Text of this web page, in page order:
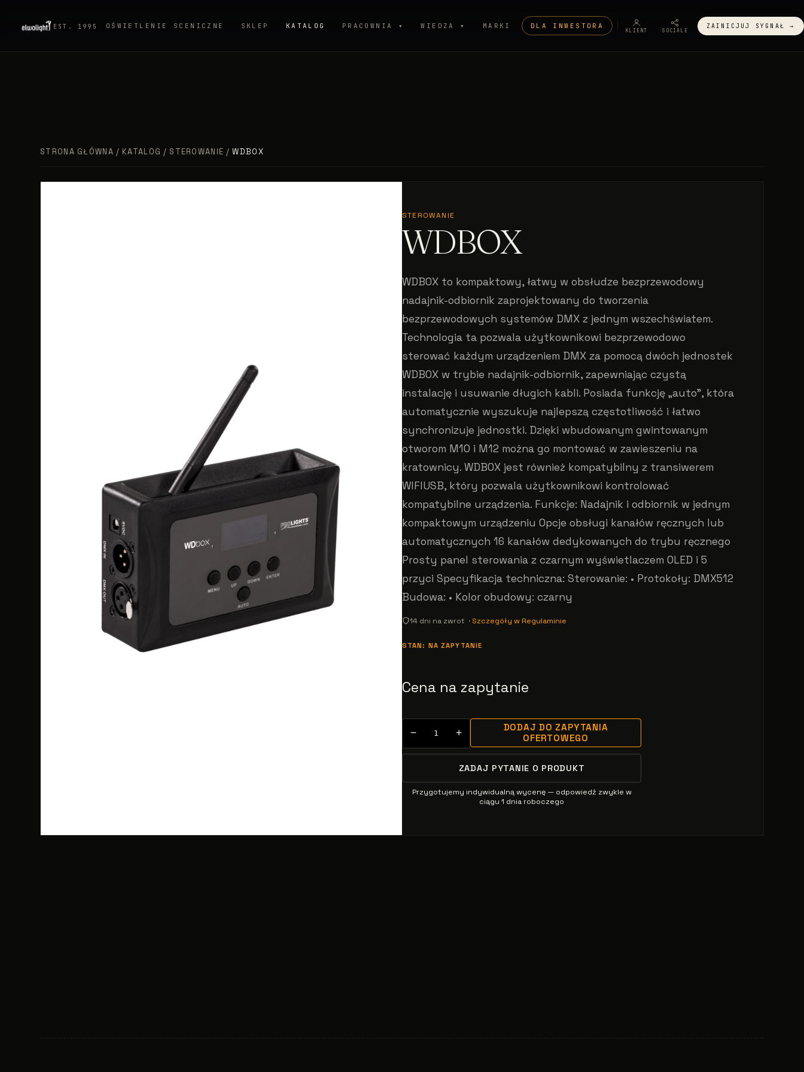
EST. 1995 OŚWIETLENIE SCENICZNE SKLEP KATALOG PRACOWNIA ▾ WIEDZA ▾ MARKI DLA INWESTORA
KLIENT SOCIALE
ZAINICJUJ SYGNAŁ →
STRONA GŁÓWNA / KATALOG / STEROWANIE / WDBOX
STEROWANIE
WDBOX
WDBOX to kompaktowy, łatwy w obsłudze bezprzewodowy
nadajnik-odbiornik zaprojektowany do tworzenia
bezprzewodowych systemów DMX z jednym wszechświatem.
Technologia ta pozwala użytkownikowi bezprzewodowo
sterować każdym urządzeniem DMX za pomocą dwóch jednostek
WDBOX w trybie nadajnik-odbiornik, zapewniając czystą
instalację i usuwanie długich kabli. Posiada funkcję „auto”, która
automatycznie wyszukuje najlepszą częstotliwość i łatwo
synchronizuje jednostki. Dzięki wbudowanym gwintowanym
otworom M10 i M12 można go montować w zawieszeniu na
kratownicy. WDBOX jest również kompatybilny z transiwerem
WIFIUSB, który pozwala użytkownikowi kontrolować
kompatybilne urządzenia. Funkcje: Nadajnik i odbiornik w jednym
kompaktowym urządzeniu Opcje obsługi kanałów ręcznych lub
automatycznych 16 kanałów dedykowanych do trybu ręcznego
Prosty panel sterowania z czarnym wyświetlaczem OLED i 5
przyci Specyfikacja techniczna: Sterowanie: • Protokoły: DMX512
Budowa: • Kolor obudowy: czarny
14 dni na zwrot · Szczegóły w Regulaminie
STAN: NA ZAPYTANIE
Cena na zapytanie
− +
DODAJ DO ZAPYTANIA
OFERTOWEGO
ZADAJ PYTANIE O PRODUKT
Przygotujemy indywidualną wycenę — odpowiedź zwykle w
ciągu 1 dnia roboczego